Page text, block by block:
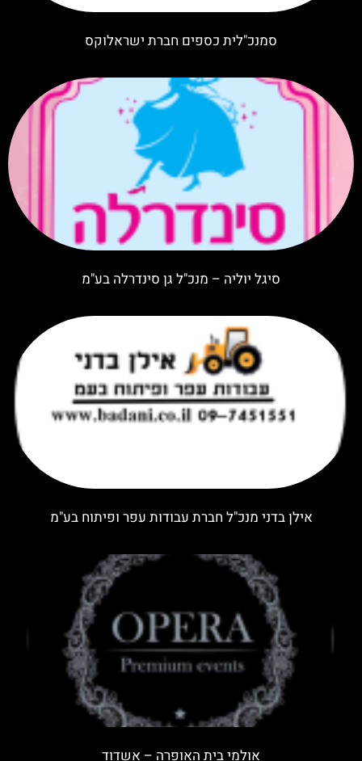
סמנכ"לית כספים חברת ישראלוקס
סיגל יוליה – מנכ"ל גן סינדרלה בע"מ
אילן בדני מנכ"ל חברת עבודות עפר ופיתוח בע"מ
אולמי בית האופרה – אשדוד